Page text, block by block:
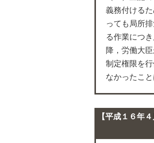
義務付ける
っても局所
る作業につ
降，労働大
制定権限を
なかったこ
【平成１６年